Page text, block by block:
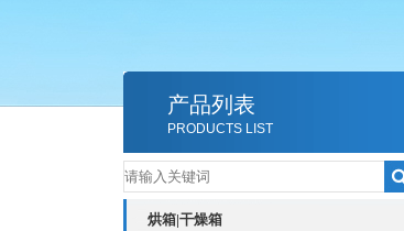
产品列表
PRODUCTS LIST
烘箱|干燥箱